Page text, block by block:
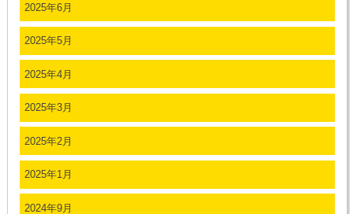
2025年6月
2025年5月
2025年4月
2025年3月
2025年2月
2025年1月
2024年9月